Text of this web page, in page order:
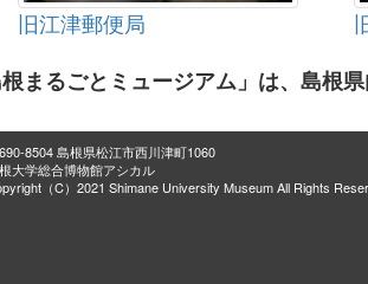
旧江津郵便局
根まるごとミュージアム」は、島根
8504 島根県松江市西川津町1060
大学総合博物館アシカル
（C）2021 Shimane University Museum All Rights